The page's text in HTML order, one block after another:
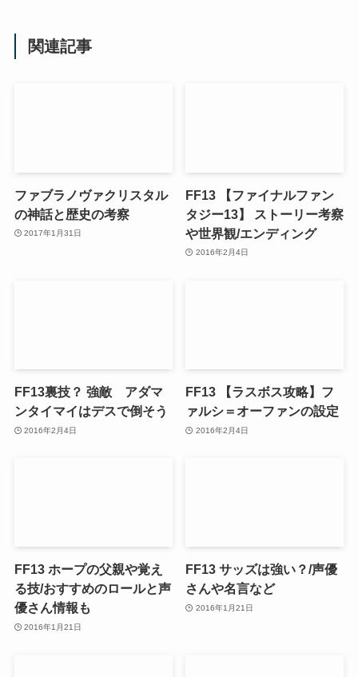
関連記事
ファブラノヴァクリスタル
の神話と歴史の考察
2017年1月31日
FF13 【ファイナルファン
タジー13】 ストーリー考察
や世界観/エンディング
2016年2月4日
FF13裏技？ 強敵 アダマ
ンタイマイはデスで倒そう
2016年2月4日
FF13 【ラスボス攻略】フ
ァルシ＝オーファンの設定
2016年2月4日
FF13 ホープの父親や覚え
る技/おすすめのロールと声
優さん情報も
2016年1月21日
FF13 サッズは強い？/声優
さんや名言など
2016年1月21日